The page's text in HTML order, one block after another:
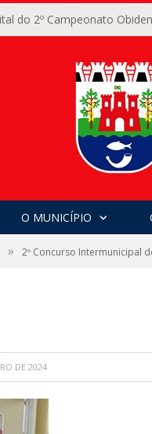
do 2º Campeonato
O MUNICÍPIO
» 2º Concurso Intermunicipal
DE 2024